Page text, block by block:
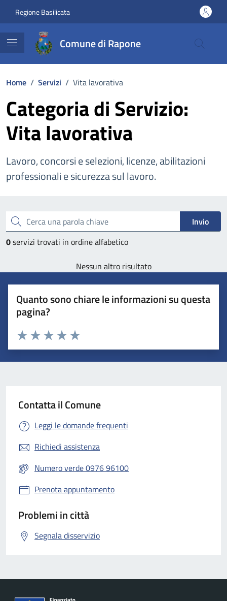
Regione Basilicata
Comune di Rapone
Home / Servizi / Vita lavorativa
Categoria di Servizio:
Vita lavorativa
Lavoro, concorsi e selezioni, licenze, abilitazioni
professionali e sicurezza sul lavoro.
Cerca una parola chiave
Invio
0servizi trovati in ordine alfabetico
Nessun altro risultato
Quanto sono chiare le informazioni su questa
pagina?
Valuta 5 stelle su 5
Valuta 4 stelle su 5
Valuta 3 stelle su 5
Valuta 2 stelle su 5
Valuta 1 stelle su 5
Contatta il Comune
Leggi le domande frequenti
Richiedi assistenza
Numero verde 0976 96100
Prenota appuntamento
Problemi in città
Segnala disservizio